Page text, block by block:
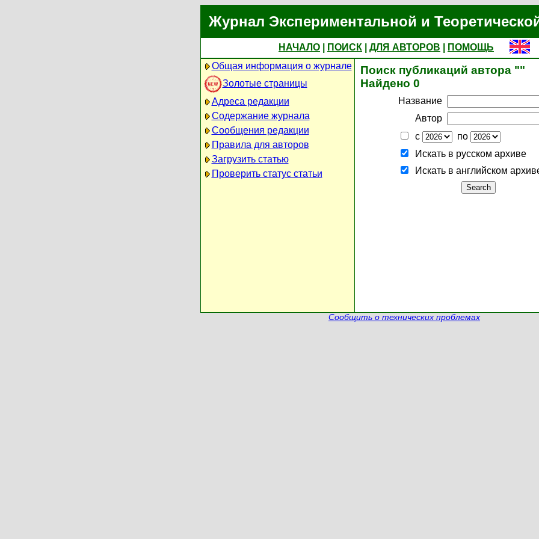
Журнал Экспериментальной и
НАЧАЛО ПОИСК ДЛЯ АВТОРОВ
ПОМОЩЬ
Общая информация о журнале
Золотые страницы
Адреса редакции
Содержание журнала
Сообщения редакции
Правила для авторов
Загрузить статью
Проверить статус статьи
Поиск публикаций автора ""
Найдено 0
Название
Автор
с
по
Искать в русском архиве
Искать в английском
Сообщить о технических проблемах